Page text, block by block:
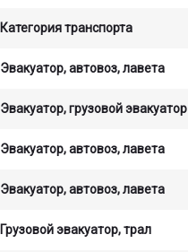
Категория транспорта
Эвакуатор, автовоз, лавета
Эвакуатор, грузовой эвакуатор
Эвакуатор, автовоз, лавета
Эвакуатор, автовоз, лавета
Грузовой эвакуатор, трал